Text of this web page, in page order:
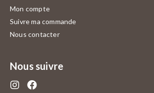
Mon compte
Suivre ma commande
Nous contacter
Nous suivre